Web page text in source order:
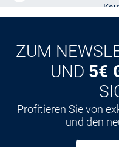
ZUM
UND 5€
Profitieren Sie von
und den